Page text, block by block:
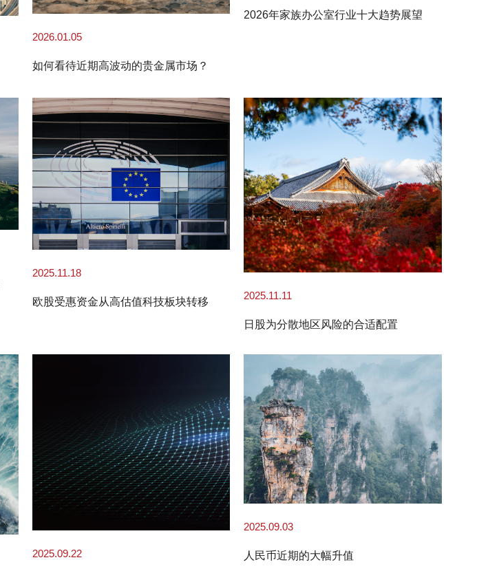
2026.01.05
如何看待近期高波动的贵金属市场？
2026年家族办公室行业十大趋势展望
2025.11.18
欧股受惠资金从高估值科技板块转移 2025.11.11
日股为分散地区风险的合适配置
2025.09.22
2025.09.03
人民币近期的大幅升值